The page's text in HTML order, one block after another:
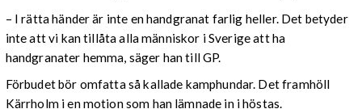
– I rätta händer är inte en handgranat farlig heller. Det betyder
inte att vi kan tillåta alla människor i Sverige att ha
handgranater hemma, säger han till GP.
Förbudet bör omfatta så kallade kamphundar. Det framhöll
Kärrholm i en motion som han lämnade in i höstas.